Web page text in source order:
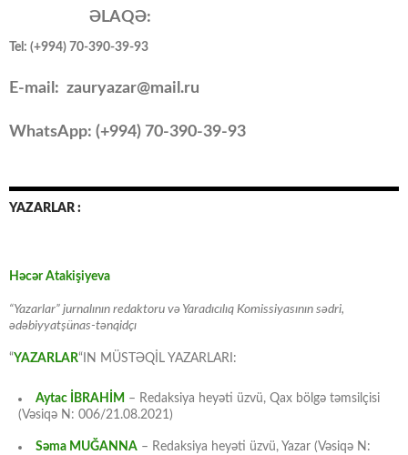
ƏLAQƏ:
Tel: (+994) 70-390-39-93
E-mail: zauryazar@mail.ru
WhatsApp: (+994) 70-390-39-93
YAZARLAR :
Həcər Atakişiyeva
“Yazarlar” jurnalının redaktoru və Yaradıcılıq Komissiyasının sədri,
ədəbiyyatşünas-tənqidçı
“YAZARLAR“IN MÜSTƏQİL YAZARLARI:
Aytac İBRAHİM – Redaksiya heyəti üzvü, Qax bölgə təmsilçisi
(Vəsiqə N: 006/21.08.2021)
Səma MUĞANNA – Redaksiya heyəti üzvü, Yazar (Vəsiqə N: